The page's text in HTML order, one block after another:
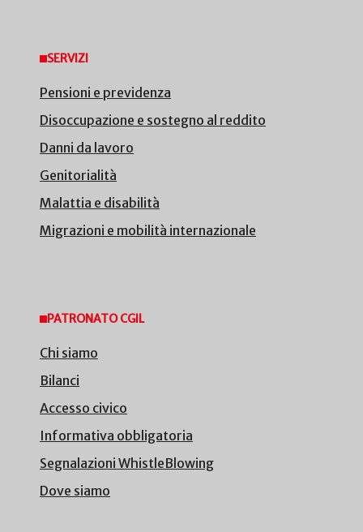
SERVIZI
Pensioni e previdenza
Disoccupazione e sostegno al reddito
Danni da lavoro
Genitorialità
Malattia e disabilità
Migrazioni e mobilità internazionale
PATRONATO CGIL
Chi siamo
Bilanci
Accesso civico
Informativa obbligatoria
Segnalazioni WhistleBlowing
Dove siamo